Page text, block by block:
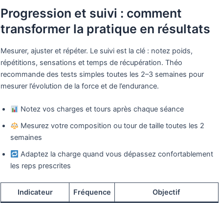
Progression et suivi : comment
transformer la pratique en résultats
Mesurer, ajuster et répéter. Le suivi est la clé : notez poids,
répétitions, sensations et temps de récupération. Théo
recommande des tests simples toutes les 2–3 semaines pour
mesurer l’évolution de la force et de l’endurance.
Notez vos charges et tours après chaque séance
Mesurez votre composition ou tour de taille toutes les 2
semaines
Adaptez la charge quand vous dépassez confortablement
les reps prescrites
Indicateur Fréquence Objectif